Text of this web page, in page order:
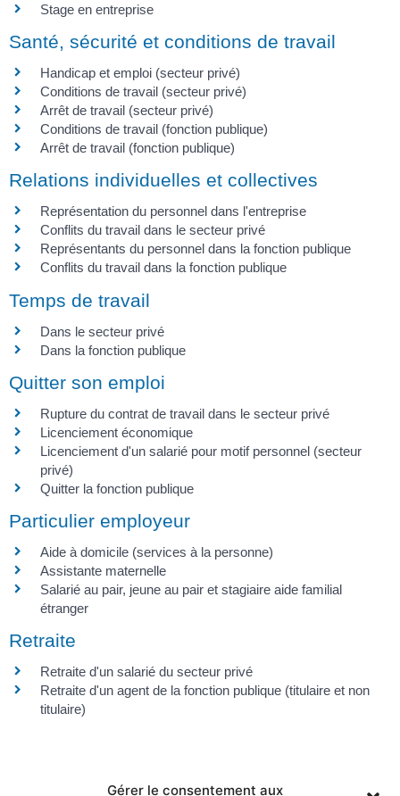
Gérer le consentement aux
Stage en entreprise
Santé, sécurité et conditions de travail
Handicap et emploi (secteur privé)
Conditions de travail (secteur privé)
Arrêt de travail (secteur privé)
Conditions de travail (fonction publique)
Arrêt de travail (fonction publique)
Relations individuelles et collectives
Représentation du personnel dans l'entreprise
Conflits du travail dans le secteur privé
Représentants du personnel dans la fonction publique
Conflits du travail dans la fonction publique
Temps de travail
Dans le secteur privé
Dans la fonction publique
Quitter son emploi
Rupture du contrat de travail dans le secteur privé
Licenciement économique
Licenciement d'un salarié pour motif personnel (secteur
privé)
Quitter la fonction publique
Particulier employeur
Aide à domicile (services à la personne)
Assistante maternelle
Salarié au pair, jeune au pair et stagiaire aide familial
étranger
Retraite
Retraite d'un salarié du secteur privé
Retraite d'un agent de la fonction publique (titulaire et non
titulaire)